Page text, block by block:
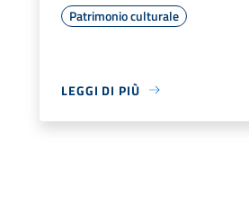
Patrimonio culturale
LEGGI DI PIÙ